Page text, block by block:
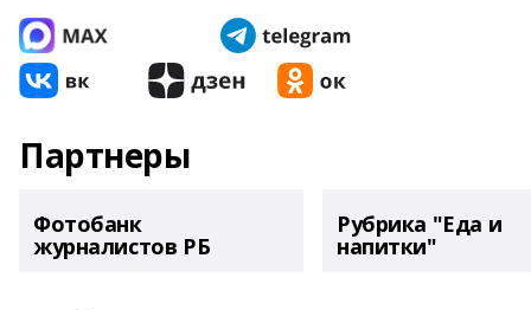
Партнеры
Фотобанк
журналистов РБ
Рубрика "Еда и
напитки"